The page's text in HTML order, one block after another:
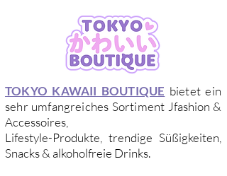
TOKYO KAWAII BOUTIQUE bietet ein
sehr umfangreiches Sortiment Jfashion &
Accessoires,
Lifestyle-Produkte, trendige Süßigkeiten,
Snacks & alkoholfreie Drinks.